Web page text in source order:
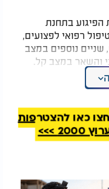
הפיגוע בתחנת
רפואי לפצועים,
נוספים במצב
והשאר במצב קל.
עין כרם, שערי
רפואי.
כאן להצטרפות
>>>